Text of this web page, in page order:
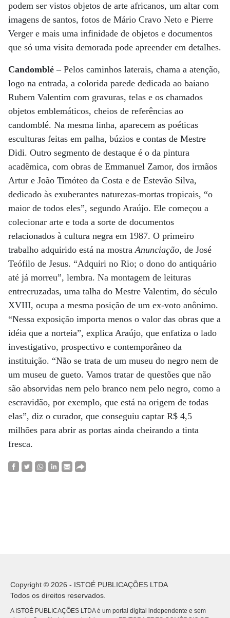
podem ser vistos objetos de arte africanos, um altar com
imagens de santos, fotos de Mário Cravo Neto e Pierre
Verger e mais uma infinidade de objetos e documentos
que só uma visita demorada pode apreender em detalhes.
Candomblé – Pelos caminhos laterais, chama a atenção,
logo na entrada, a colorida parede dedicada ao baiano
Rubem Valentim com gravuras, telas e os chamados
objetos emblemáticos, cheios de referências ao
candomblé. Na mesma linha, aparecem as poéticas
esculturas feitas em palha, búzios e contas de Mestre
Didi. Outro segmento de destaque é o da pintura
acadêmica, com obras de Emmanuel Zamor, dos irmãos
Artur e João Timóteo da Costa e de Estevão Silva,
dedicado às exuberantes naturezas-mortas tropicais, “o
maior de todos eles”, segundo Araújo. Ele começou a
colecionar arte e toda a sorte de documentos
relacionados à cultura negra em 1987. O primeiro
trabalho adquirido está na mostraAnunciação, de José
Teófilo de Jesus. “Adquiri no Rio; o dono do antiquário
até já morreu”, lembra. Na montagem de leituras
entrecruzadas, uma talha do Mestre Valentim, do século
XVIII, ocupa a mesma posição de um ex-voto anônimo.
“Nessa exposição importa menos o valor das obras que a
idéia que a norteia”, explica Araújo, que enfatiza o lado
investigativo, prospectivo e contemporâneo da
instituição. “Não se trata de um museu do negro nem de
um museu de gueto. Vamos tratar de questões que não
são absorvidas nem pelo branco nem pelo negro, como a
escravidão, por exemplo, que está na origem de todas
elas”, diz o curador, que conseguiu captar R$ 4,5
milhões para abrir as portas ainda cheirando a tinta
fresca.
Copyright © 2026 - ISTOÉ PUBLICAÇÕES LTDA
Todos os direitos reservados.
A ISTOÉ PUBLICAÇÕES LTDA é um portal digital independente e sem